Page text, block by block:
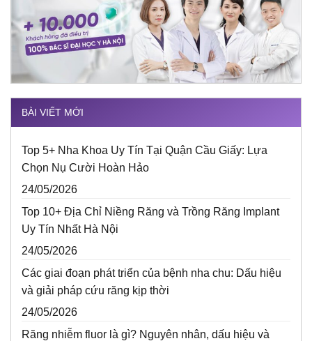
BÀI VIẾT MỚI
Top 5+ Nha Khoa Uy Tín Tại Quận Cầu Giấy: Lựa
Chọn Nụ Cười Hoàn Hảo
24/05/2026
Top 10+ Địa Chỉ Niềng Răng và Trồng Răng Implant
Uy Tín Nhất Hà Nội
24/05/2026
Các giai đoạn phát triển của bệnh nha chu: Dấu hiệu
và giải pháp cứu răng kịp thời
24/05/2026
Răng nhiễm fluor là gì? Nguyên nhân, dấu hiệu và